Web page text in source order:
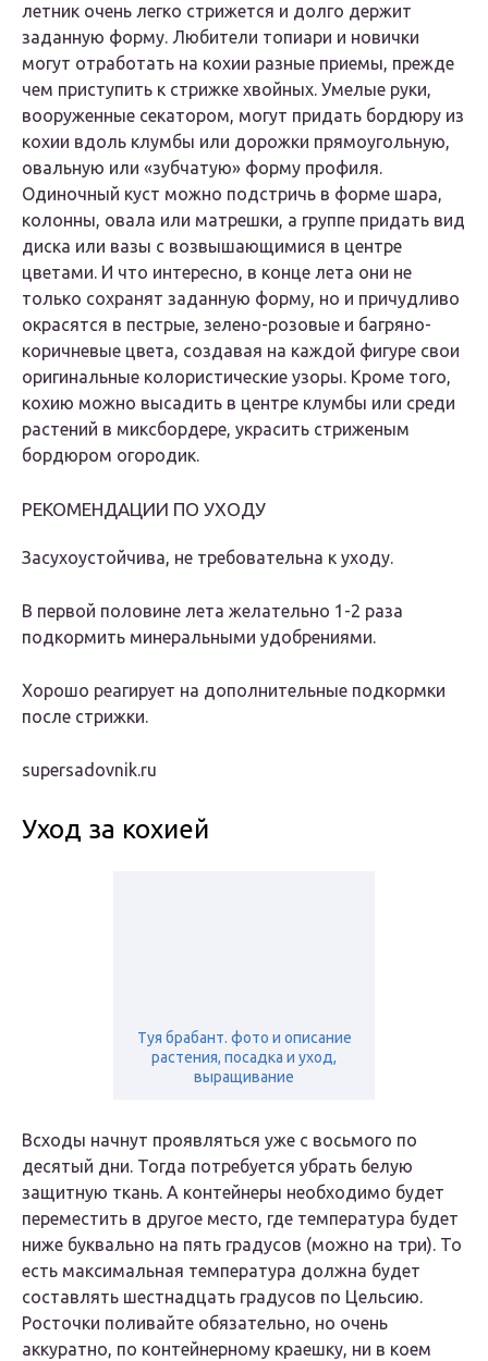
летник очень легко стрижется и долго держит
заданную форму. Любители топиари и новички
могут отработать на кохии разные приемы, прежде
чем приступить к стрижке хвойных. Умелые руки,
вооруженные секатором, могут придать бордюру из
кохии вдоль клумбы или дорожки прямоугольную,
овальную или «зубчатую» форму профиля.
Одиночный куст можно подстричь в форме шара,
колонны, овала или матрешки, а группе придать вид
диска или вазы с возвышающимися в центре
цветами. И что интересно, в конце лета они не
только сохранят заданную форму, но и причудливо
окрасятся в пестрые, зелено-розовые и багряно-
коричневые цвета, создавая на каждой фигуре свои
оригинальные колористические узоры. Кроме того,
кохию можно высадить в центре клумбы или среди
растений в миксбордере, украсить стриженым
бордюром огородик.
РЕКОМЕНДАЦИИ ПО УХОДУ
Засухоустойчива, не требовательна к уходу.
В первой половине лета желательно 1-2 раза
подкормить минеральными удобрениями.
Хорошо реагирует на дополнительные подкормки
после стрижки.
supersadovnik.ru
Уход за кохией
Туя брабант. фото и описание
растения, посадка и уход,
выращивание
Всходы начнут проявляться уже с восьмого по
десятый дни. Тогда потребуется убрать белую
защитную ткань. А контейнеры необходимо будет
переместить в другое место, где температура будет
ниже буквально на пять градусов (можно на три). То
есть максимальная температура должна будет
составлять шестнадцать градусов по Цельсию.
Росточки поливайте обязательно, но очень
аккуратно, по контейнерному краешку, ни в коем